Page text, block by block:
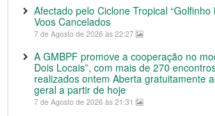
Afectado pelo Ciclone Tropical “Golfinho
Voos Cancelados
7 de Agosto de 2026 às 22:27
A GMBPF promove a cooperação no
Dois Locais”, com mais de 270
realizados ontem Aberta gratuitamente
geral a partir de hoje
7 de Agosto de 2026 às 21:31